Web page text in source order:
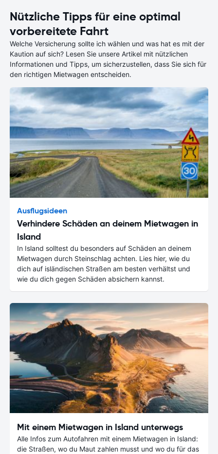
Nützliche Tipps für eine optimal
vorbereitete Fahrt
Welche Versicherung sollte ich wählen und was hat es mit der
Kaution auf sich? Lesen Sie unsere Artikel mit nützlichen
Informationen und Tipps, um sicherzustellen, dass Sie sich für
den richtigen Mietwagen entscheiden.
Ausflugsideen
Verhindere Schäden an deinem Mietwagen in
Island
In Island solltest du besonders auf Schäden an deinem
Mietwagen durch Steinschlag achten. Lies hier, wie du
dich auf isländischen Straßen am besten verhältst und
wie du dich gegen Schäden absichern kannst.
Mit einem Mietwagen in Island unterwegs
Alle Infos zum Autofahren mit einem Mietwagen in Island:
die Straßen, wo du Maut zahlen musst und wo du für das